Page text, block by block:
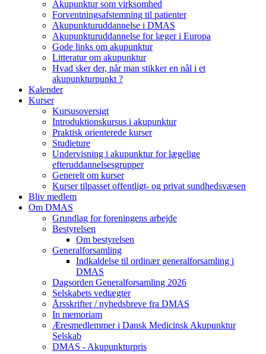
Akupunktur som virksomhed
Forventningsafstemning til patienter
Akupunkturuddannelse i DMAS
Akupunkturuddannelse for læger i Europa
Gode links om akupunktur
Litteratur om akupunktur
Hvad sker der, når man stikker en nål i et
akupunkturpunkt ?
Kalender
Kurser
Kursusoversigt
Introduktionskursus i akupunktur
Praktisk orienterede kurser
Studieture
Undervisning i akupunktur for lægelige
efteruddannelsesgrupper
Generelt om kurser
Kurser tilpasset offentligt- og privat sundhedsvæsen
Bliv medlem
Om DMAS
Grundlag for foreningens arbejde
Bestyrelsen
Om bestyrelsen
Generalforsamling
Indkaldelse til ordinær generalforsamling i
DMAS
Dagsorden Generalforsamling 2026
Selskabets vedtægter
Årsskrifter / nyhedsbreve fra DMAS
In memoriam
Æresmedlemmer i Dansk Medicinsk Akupunktur
Selskab
DMAS - Akupunkturpris